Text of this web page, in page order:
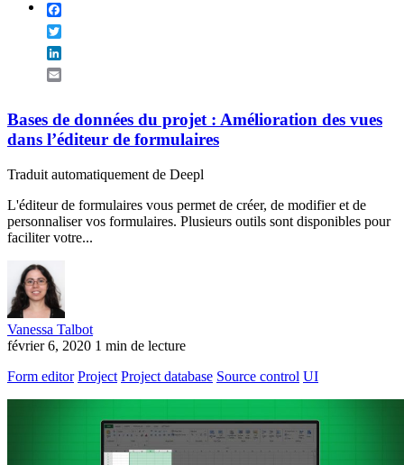
Bases de données du projet : Amélioration des vues
dans l’éditeur de formulaires
Traduit automatiquement de Deepl
L'éditeur de formulaires vous permet de créer, de modifier et de
personnaliser vos formulaires. Plusieurs outils sont disponibles pour
faciliter votre...
Vanessa Talbot
février 6, 2020 1 min de lecture
Form editor Project Project database Source control UI